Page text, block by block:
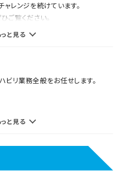
ャレンジを続けています。
ご覧ください。
％
間
っと見る
リ業務全般をお任せします。
等
っと見る